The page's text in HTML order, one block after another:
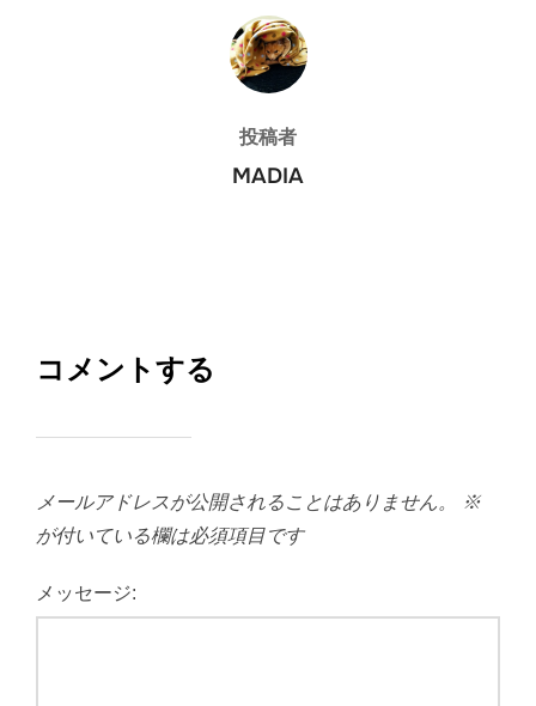
投稿者
投稿者
MADIA
コメントする
メールアドレスが公開されることはありません。
※
が付いている欄は必須項目です
メッセージ: